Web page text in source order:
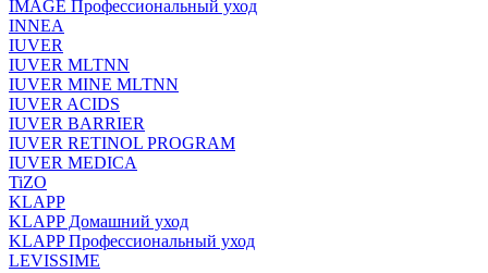
IMAGE Профессиональный уход
INNEA
IUVER
IUVER MLTNN
IUVER MINE MLTNN
IUVER ACIDS
IUVER BARRIER
IUVER RETINOL PROGRAM
IUVER MEDICA
TiZO
KLAPP
KLAPP Домашний уход
KLAPP Профессиональный уход
LEVISSIME